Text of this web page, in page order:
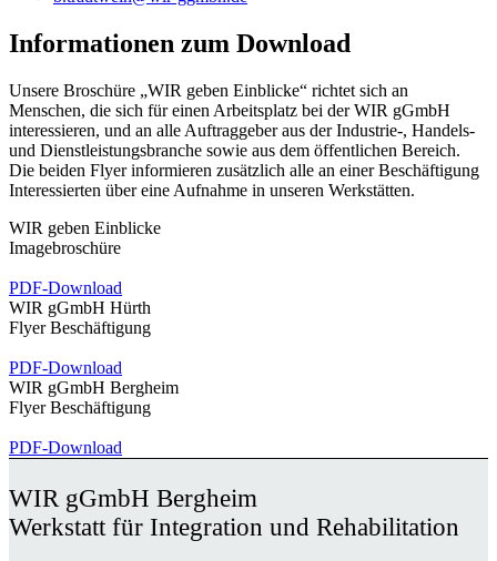
Informationen zum Download
Unsere Broschüre „WIR geben Einblicke“ richtet sich an
Menschen, die sich für einen Arbeitsplatz bei der WIR gGmbH
interessieren, und an alle Auftraggeber aus der Industrie-, Handels-
und Dienstleistungsbranche sowie aus dem öffentlichen Bereich.
Die beiden Flyer informieren zusätzlich alle an einer Beschäftigung
Interessierten über eine Aufnahme in unseren Werkstätten.
WIR geben Einblicke
Imagebroschüre
PDF-Download
WIR gGmbH Hürth
Flyer Beschäftigung
PDF-Download
WIR gGmbH Bergheim
Flyer Beschäftigung
PDF-Download
WIR gGmbH Bergheim
Werkstatt für Integration und Rehabilitation